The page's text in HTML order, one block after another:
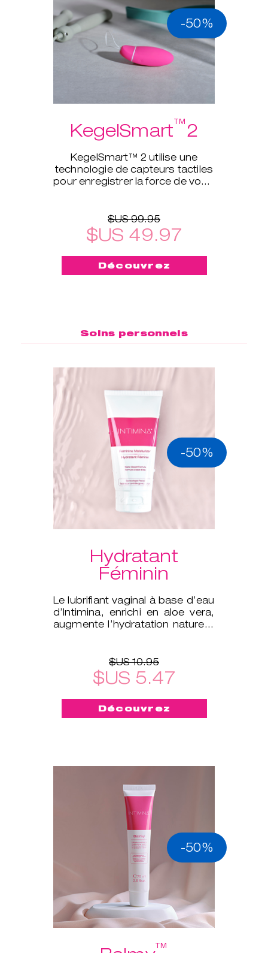
-50%
KegelSmart™2
KegelSmart™ 2 utilise une
technologie de capteurs tactiles
pour enregistrer la force de votre
$US 99.95
$US 49.97
Découvrez
Soins personnels
-50%
Hydratant
Féminin
Le lubrifiant vaginal à base d’eau
d’Intimina, enrichi en aloe vera,
augmente l’hydratation naturelle
$US 10.95
$US 5.47
Découvrez
-50%
™